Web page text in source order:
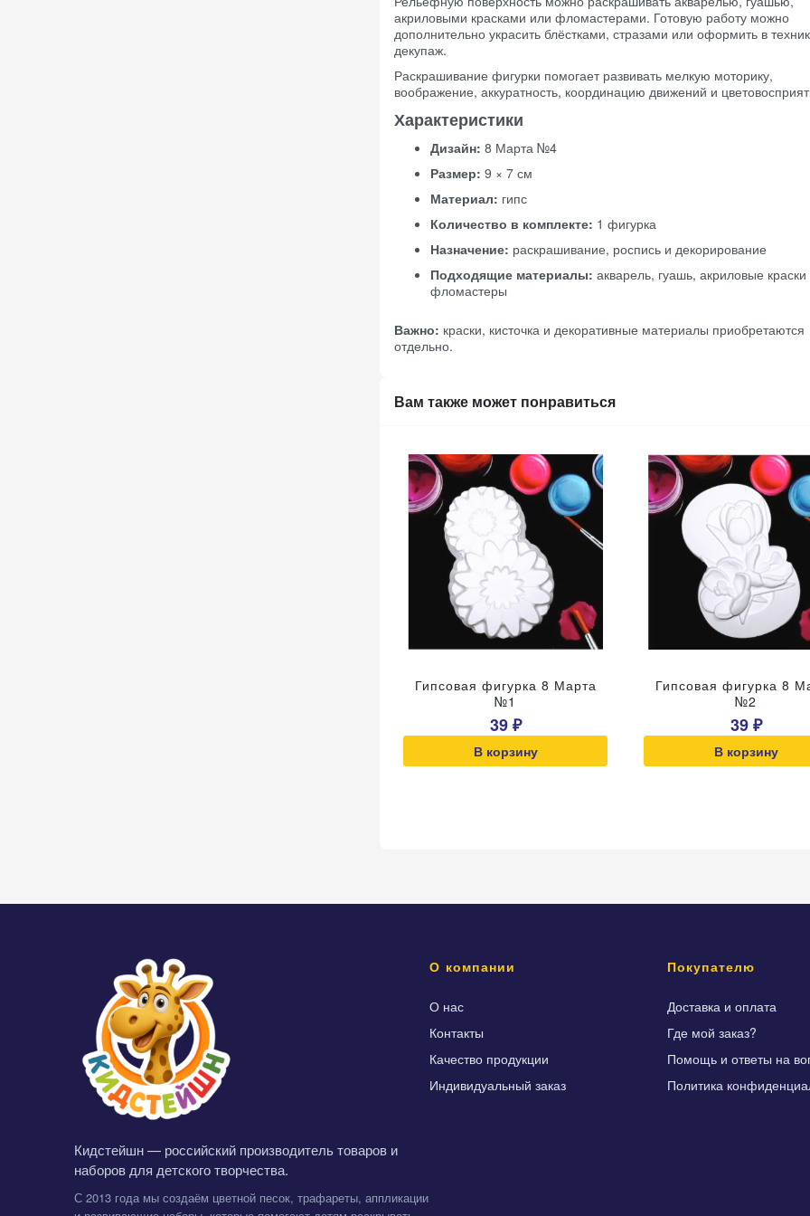
акриловыми красками или фломастерами. Готовую работу можно
дополнительно украсить блёстками, стразами или оформить в
декупаж.
Раскрашивание фигурки помогает развивать мелкую моторику,
воображение, аккуратность, координацию движений и
Характеристики
Дизайн: 8 Марта №4
Размер: 9 × 7 см
Материал: гипс
Количество в комплекте: 1 фигурка
Назначение: раскрашивание, роспись и декорирование
Подходящие материалы: акварель, гуашь, акриловые краски
фломастеры
Важно: краски, кисточка и декоративные материалы приобретаются
отдельно.
Вам также может понравиться
Гипсовая фигурка 8 Марта
№1
39 ₽
В корзину
Гипсовая фигурка 8
№2
39 ₽
В корзину
Кидстейшн — российский производитель товаров и
наборов для детского творчества.
С 2013 года мы создаём цветной песок, трафареты, аппликации
О компании
О нас
Контакты
Качество продукции
Индивидуальный заказ
Покупателю
Доставка и оплата
Где мой заказ?
Помощь и ответы на
Политика